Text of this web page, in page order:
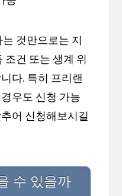
것만으로는 지
조건 또는 생계 위
다. 특히 프리랜
우도 신청 가능
어 신청해보시길
수 있을까